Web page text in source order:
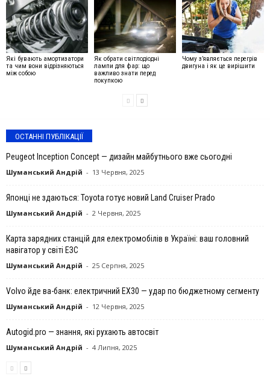
Які бувають амортизатори
та чим вони відрізняються
між собою
Як обрати світлодіодні
лампи для фар: що
важливо знати перед
покупкою
Чому з’являється перегрів
двигуна і як це вирішити
ОСТАННІ ПУБЛІКАЦІЇ
Peugeot Inception Concept — дизайн майбутнього вже сьогодні
Шуманський Андрій - 13 Червня, 2025
Японці не здаються: Toyota готує новий Land Cruiser Prado
Шуманський Андрій - 2 Червня, 2025
Карта зарядних станцій для електромобілів в Україні: ваш головний
навігатор у світі ЕЗС
Шуманський Андрій - 25 Серпня, 2025
Volvo йде ва-банк: електричний EX30 — удар по бюджетному сегменту
Шуманський Андрій - 12 Червня, 2025
Autogid.pro — знання, які рухають автосвіт
Шуманський Андрій - 4 Липня, 2025